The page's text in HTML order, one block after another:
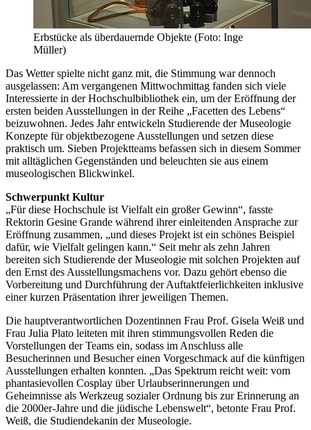
Erbstücke als überdauernde Objekte (Foto: Inge
Müller)
Das Wetter spielte nicht ganz mit, die Stimmung war dennoch
ausgelassen: Am vergangenen Mittwochmittag fanden sich viele
Interessierte in der Hochschulbibliothek ein, um der Eröffnung der
ersten beiden Ausstellungen in der Reihe „Facetten des Lebens“
beizuwohnen. Jedes Jahr entwickeln Studierende der Museologie
Konzepte für objektbezogene Ausstellungen und setzen diese
praktisch um. Sieben Projektteams befassen sich in diesem Sommer
mit alltäglichen Gegenständen und beleuchten sie aus einem
museologischen Blickwinkel.
Schwerpunkt Kultur
„Für diese Hochschule ist Vielfalt ein großer Gewinn“, fasste
Rektorin Gesine Grande während ihrer einleitenden Ansprache zur
Eröffnung zusammen, „und dieses Projekt ist ein schönes Beispiel
dafür, wie Vielfalt gelingen kann.“ Seit mehr als zehn Jahren
bereiten sich Studierende der Museologie mit solchen Projekten auf
den Ernst des Ausstellungsmachens vor. Dazu gehört ebenso die
Vorbereitung und Durchführung der Auftaktfeierlichkeiten inklusive
einer kurzen Präsentation ihrer jeweiligen Themen.
Die hauptverantwortlichen Dozentinnen Frau Prof. Gisela Weiß und
Frau Julia Plato leiteten mit ihren stimmungsvollen Reden die
Vorstellungen der Teams ein, sodass im Anschluss alle
Besucherinnen und Besucher einen Vorgeschmack auf die künftigen
Ausstellungen erhalten konnten. „Das Spektrum reicht weit: vom
phantasievollen Cosplay über Urlaubserinnerungen und
Geheimnisse als Werkzeug sozialer Ordnung bis zur Erinnerung an
die 2000er-Jahre und die jüdische Lebenswelt“, betonte Frau Prof.
Weiß, die Studiendekanin der Museologie.